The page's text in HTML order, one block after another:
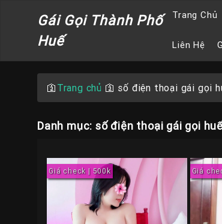
Gái Gọi Thành Phố
Huế
Trang Chủ
Liên Hệ
🛐 Trang chủ 🛐 số điện thoại gái gọi
Danh mục: số điện thoại gái gọi
Giá check | 500k Giá